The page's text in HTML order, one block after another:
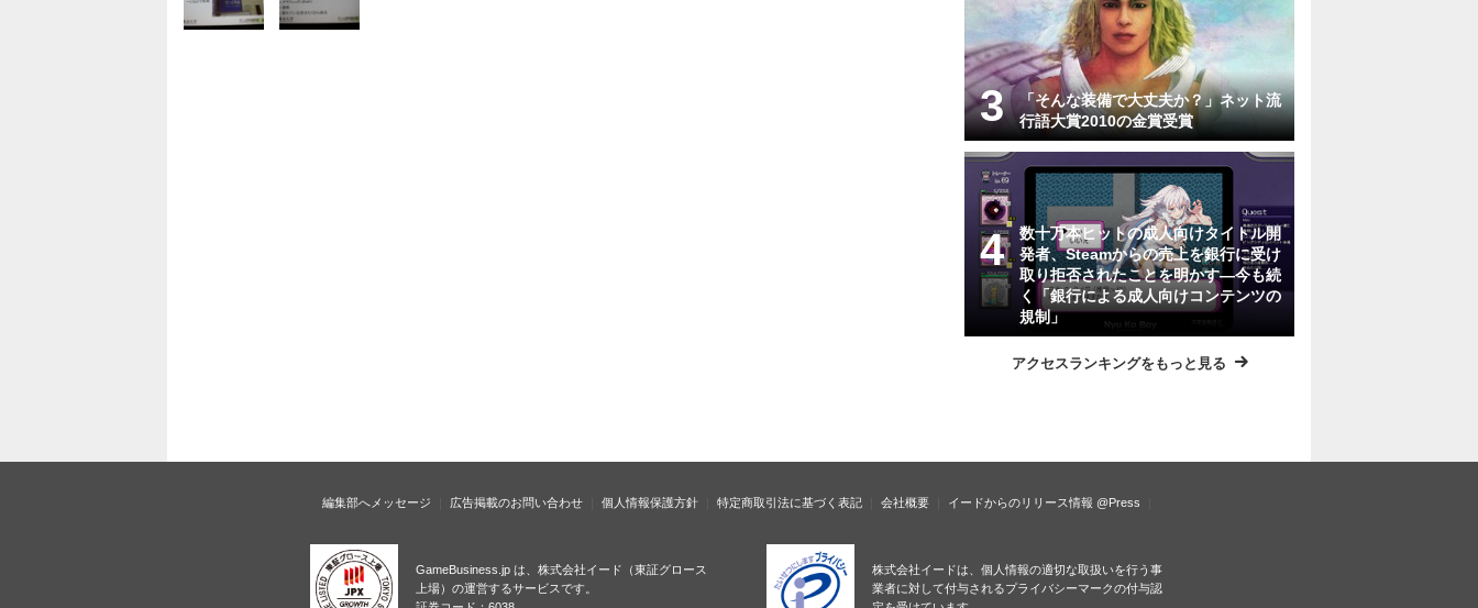
「そんな装備で大丈夫か？」ネット流
行語大賞2010の金賞受賞
数十万本ヒットの成人向けタイトル開
発者、Steamからの売上を銀行に受け
取り拒否されたことを明かす―今も続
く「銀行による成人向けコンテンツの
規制」
アクセスランキングをもっと見る
編集部へメッセージ 広告掲載のお問い合わせ 個人情報保護方針 特定商取引法に基づく表記 会社概要 イードからのリリース情報 @Press
GameBusiness.jp は、株式会社イード（東証グロース
上場）の運営するサービスです。
株式会社イードは、個人情報の適切な取扱いを行う事
業者に対して付与されるプライバシーマークの付与認